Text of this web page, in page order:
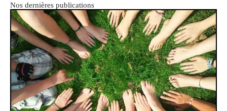
Nos dernières publications